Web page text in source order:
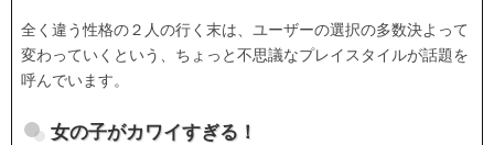
全く違う性格の２人の行く末は、ユーザーの選択の多数決よって
変わっていくという、ちょっと不思議なプレイスタイルが話題を
呼んでいます。
女の子がカワイすぎる！